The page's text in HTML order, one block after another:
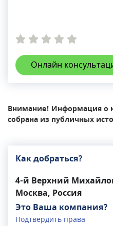
Онлайн
Внимание! Информация о
собрана из публичных
Как добраться?
4-й Верхний
Москва, Россия
Это Ваша компания?
Подтвердить права